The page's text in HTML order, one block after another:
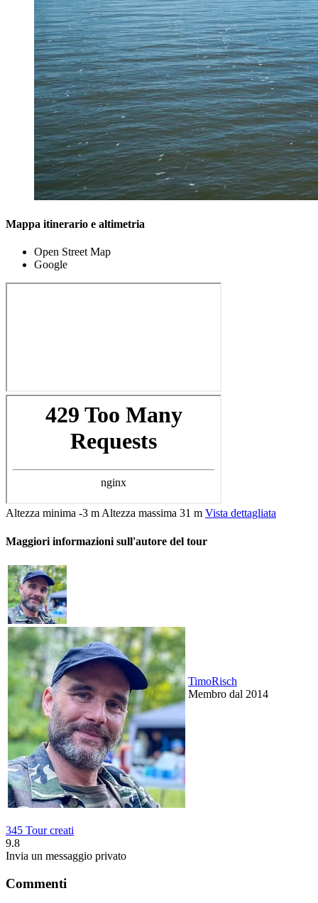
Mappa itinerario e altimetria
Open Street Map
Google
Altezza minima -3 m Altezza massima 31 m Vista dettagliata
Maggiori informazioni sull'autore del tour
TimoRisch
Membro dal 2014
345 Tour creati
9.8
Invia un messaggio privato
Commenti